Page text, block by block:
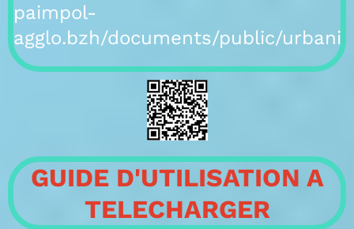
paimpol-
agglo.bzh/documents/public/
GUIDE D'UTILISATION A
TELECHARGER